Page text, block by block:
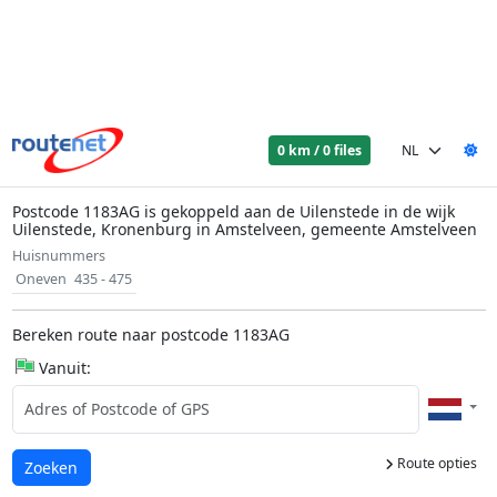
0 km / 0 files
Postcode 1183AG is gekoppeld aan de Uilenstede in de wijk
Uilenstede, Kronenburg in Amstelveen, gemeente Amstelveen
Huisnummers
Oneven 435 - 475
Bereken route naar postcode 1183AG
Vanuit:
Route opties
Laden...
Zoeken